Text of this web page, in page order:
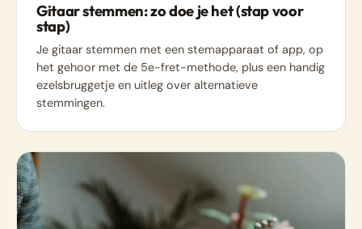
Gitaar stemmen: zo doe je het (stap voor
stap)
Je gitaar stemmen met een stemapparaat of app, op
het gehoor met de 5e-fret-methode, plus een handig
ezelsbruggetje en uitleg over alternatieve
stemmingen.